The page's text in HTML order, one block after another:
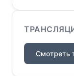
Смотреть